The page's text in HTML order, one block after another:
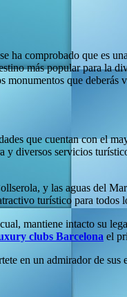
comprobado que es
más popular para la
que deberás
que cuentan con el
diversos servicios
y las aguas del
turístico para todos
mantiene intacto su
clubs Barcelona el
en un admirador de